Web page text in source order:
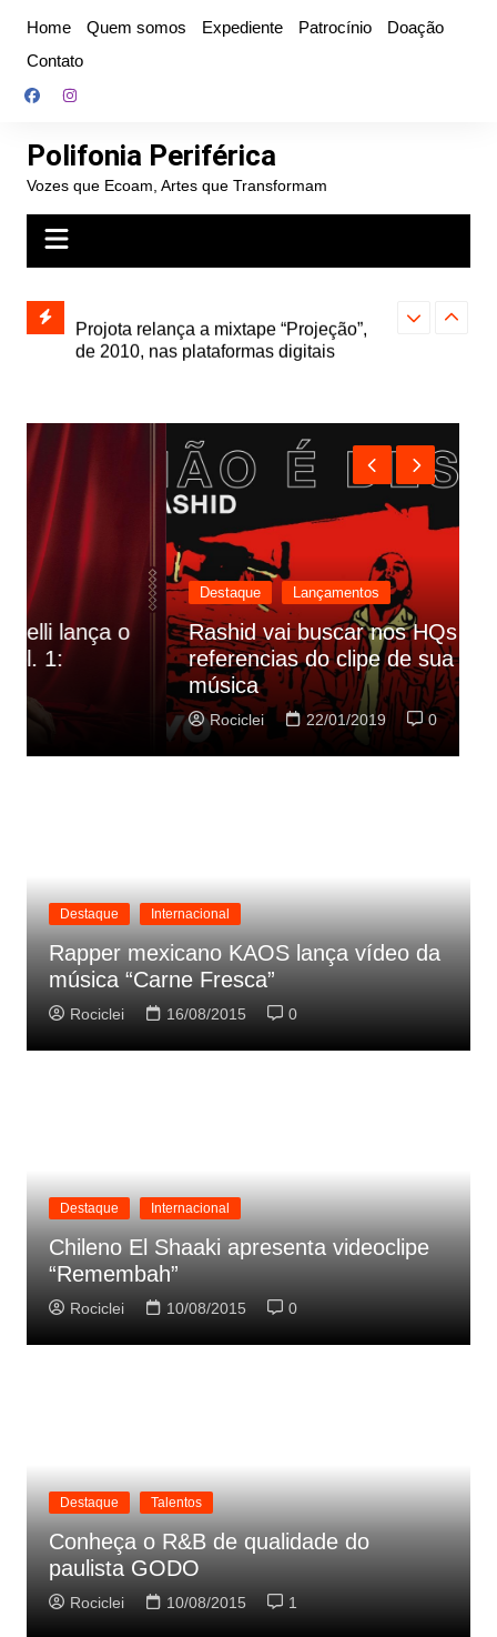
conteúdo
Home Quem somos Expediente Patrocínio
Doação
Contato
Polifonia Periférica
Vozes que Ecoam, Artes que Transformam
e abre
autoral,
de 2010, nas plataformas digitais
Farofa
Lançamentos
Rashid vai buscar nos HQs as
referencias do clipe de sua nova
22/01/2019 0
Destaque Internacional
Rapper mexicano KAOS lança vídeo da
música “Carne Fresca”
Rociclei 16/08/2015 0
Destaque Internacional
Chileno El Shaaki apresenta videoclipe
“Remembah”
Rociclei 10/08/2015 0
Destaque Talentos
Conheça o R&B de qualidade do
paulista GODO
Rociclei 10/08/2015 1